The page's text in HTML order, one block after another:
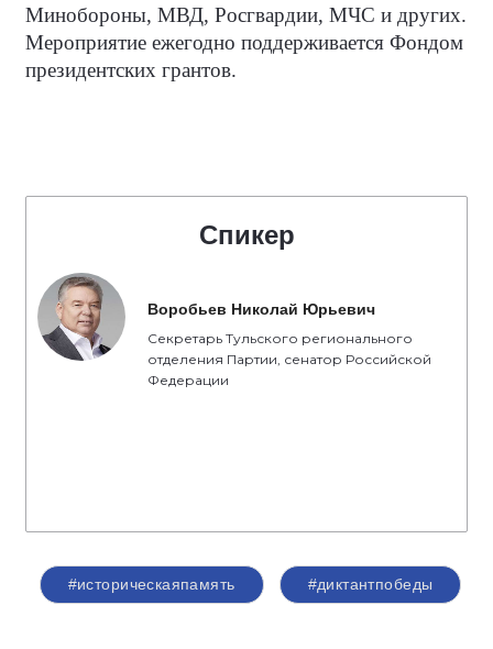
Минобороны, МВД, Росгвардии, МЧС и других.
Мероприятие ежегодно поддерживается Фондом
президентских грантов.
Спикер
Воробьев Николай Юрьевич
Секретарь Тульского регионального
отделения Партии, сенатор Российской
Федерации
#историческаяпамять #диктантпобеды